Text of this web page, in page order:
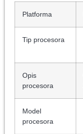
Platforma
Tip procesora
Opis
procesora
Model
procesora